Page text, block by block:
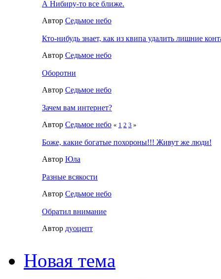
А Нибиру-то все ближе.
Автор Седьмое небо
Кто-нибудь знает, как из квипа удалить лишние
Автор Седьмое небо
Оборотни
Автор Седьмое небо
Зачем вам интернет?
Автор Седьмое небо « 1 2 3 »
Боже, какие богатые похороны!!! Живут же люди!
Автор Юла
Разные всякости
Автор Седьмое небо
Обратил внимание
Автор дуоцепт
Новая тема